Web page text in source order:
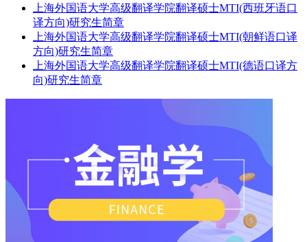
上海外国语大学高级翻译学院翻译硕士MTI(西班牙语口
译方向)研究生简章
上海外国语大学高级翻译学院翻译硕士MTI(朝鲜语口译
方向)研究生简章
上海外国语大学高级翻译学院翻译硕士MTI(德语口译方
向)研究生简章